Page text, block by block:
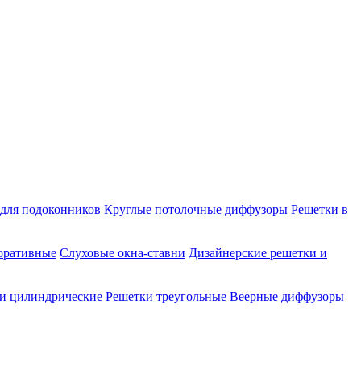
подоконников Круглые потолочные диффузоры Решетки в
Слуховые окна-ставни Дизайнерские решетки и
цилиндрические Решетки треугольные Веерные диффузоры